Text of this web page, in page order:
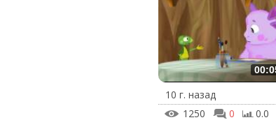
10 г. назад
1250
0 0.0